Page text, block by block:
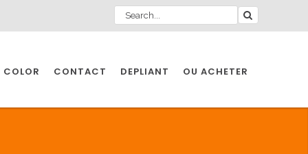
COLOR CONTACT DEPLIANT OU ACHETER